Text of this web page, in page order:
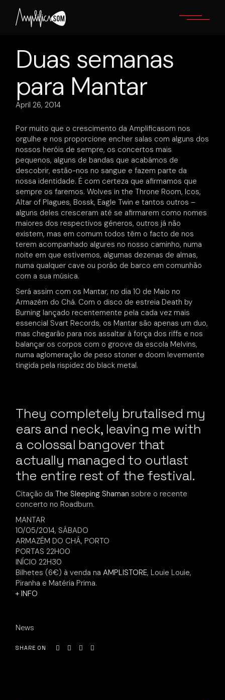
content
Duas semanas
para Mantar
April 26, 2014
Por muito que o crescimento da Amplificasom nos
orgulhe e nos proporcione encher salas com alguns dos
nossos heróis de sempre, os concertos mais
pequenos, alguns de bandas que acabámos de
descobrir, estão-nos no sangue e fazem parte da
nossa identidade. É com certeza que afirmamos que
sempre os faremos. Wolves in the Throne Room, Icos,
Altar of Plagues, Bossk, Eagle Twin e tantos outros –
alguns deles cresceram até se afirmarem como nomes
maiores dos respectivos géneros, outros já não
existem, mas em comum todos têm o facto de nos
terem acompanhado algures no nosso caminho, numa
noite em que estivemos, algumas dezenas de almas,
numa qualquer cave ou porão de barco em comunhão
com a sua música.
Será assim com os Mantar, no dia 10 de Maio no
Armazém do Chá. Com o disco de estreia Death by
Burning lançado recentemente pela cada vez mais
essencial Svart Records, os Mantar são apenas um duo,
mas chegarão para nos assaltar à força dos riffs e nos
balançar os corpos com o groove da escola Melvins,
numa aglomeração de peso stoner e doom levemente
tingida pela rispidez do black metal.
They completely brutalised my
ears and neck, leaving me with
a colossal bangover that
actually managed to outlast
the entire rest of the festival.
Citação daThe Sleeping Shaman sobre o recente
concerto no Roadburn.
MANTAR
10/05/2014, SÁBADO
ARMAZÉM DO CHÁ, PORTO
PORTAS 22H00
INÍCIO 22H30
Bilhetes (6€) à venda naAMPLISTORE, Louie Louie,
Piranha e Matéria Prima.
+ INFO
News
SHARE ON